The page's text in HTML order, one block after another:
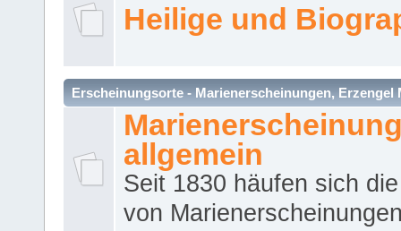
Heilige und
Erscheinungsorte - Marienerscheinungen, Erzengel
allgemein
Seit 1830 häufen sich
von